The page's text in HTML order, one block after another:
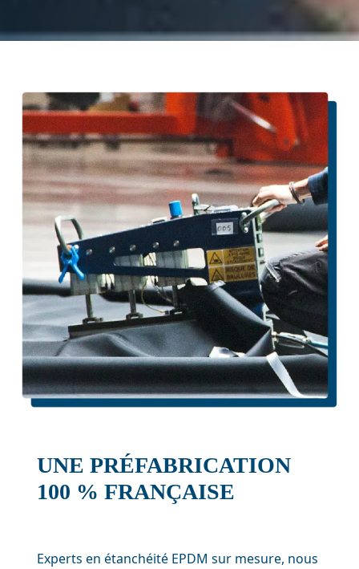
UNE PRÉFABRICATION
100 % FRANÇAISE
Experts en étanchéité EPDM sur mesure, nous